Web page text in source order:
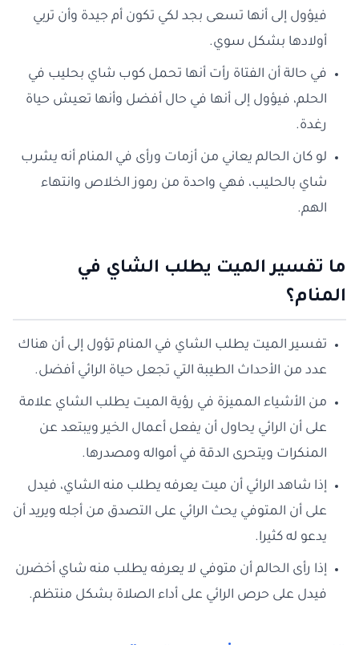
فيؤول إلى أنها تسعى بجد لكي تكون أم جيدة وأن تربي
أولادها بشكل سوي.
في حالة أن الفتاة رأت أنها تحمل كوب شاي بحليب في
الحلم، فيؤول إلى أنها في حال أفضل وأنها تعيش حياة
رغدة.
لو كان الحالم يعاني من أزمات ورأى في المنام أنه يشرب
شاي بالحليب، فهي واحدة من رموز الخلاص وانتهاء
الهم.
ما تفسير الميت يطلب الشاي في
المنام؟
تفسير الميت يطلب الشاي في المنام تؤول إلى أن هناك
عدد من الأحداث الطيبة التي تجعل حياة الرائي أفضل.
من الأشياء المميزة في رؤية الميت يطلب الشاي علامة
على أن الرائي يحاول أن يفعل أعمال الخير ويبتعد عن
المنكرات ويتحرى الدقة في أمواله ومصدرها.
إذا شاهد الرائي أن ميت يعرفه يطلب منه الشاي، فيدل
على أن المتوفي يحث الرائي على التصدق من أجله ويريد أن
يدعو له كثيرا.
إذا رأى الحالم أن متوفي لا يعرفه يطلب منه شاي أخضرن
فيدل على حرص الرائي على أداء الصلاة بشكل منتظم.